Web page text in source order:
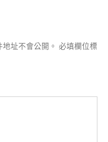
址不會公開。 必填欄位標